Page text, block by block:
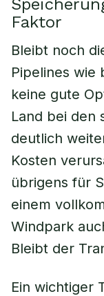
Faktor
Bleibt noch
Pipelines wie
keine gute
Land bei den
deutlich
Kosten
übrigens für
einem
Windpark
Bleibt der
Ein wichtiger